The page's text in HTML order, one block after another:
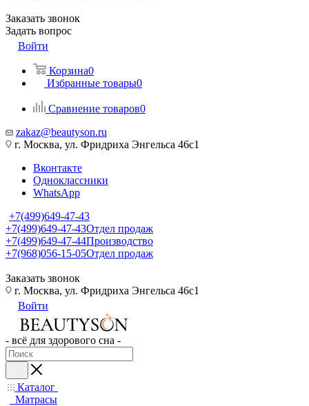
Заказать звонок
Задать вопрос
Войти
Корзина0
Избранные товары0
Сравнение товаров0
zakaz@beautyson.ru
г. Москва, ул. Фридриха Энгельса 46с1
Вконтакте
Одноклассники
WhatsApp
+7(499)649-47-43
+7(499)649-47-43Отдел продаж
+7(499)649-47-44Производство
+7(968)056-15-05Отдел продаж
Заказать звонок
г. Москва, ул. Фридриха Энгельса 46с1
Войти
- всё для здорового сна -
Каталог
Матрасы